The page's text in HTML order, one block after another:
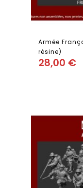
Armée
résine)
28,00 €